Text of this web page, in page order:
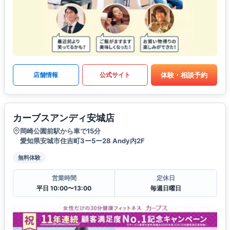
店舗情報 公式サイト 体験・相談予約
カーブスアンディ安城店
岡崎公園前駅から車で15分
愛知県安城市住吉町3ー5ー28 Andy内2F
無料体験
営業時間
平日 10:00〜13:00
定休日
毎週日曜日